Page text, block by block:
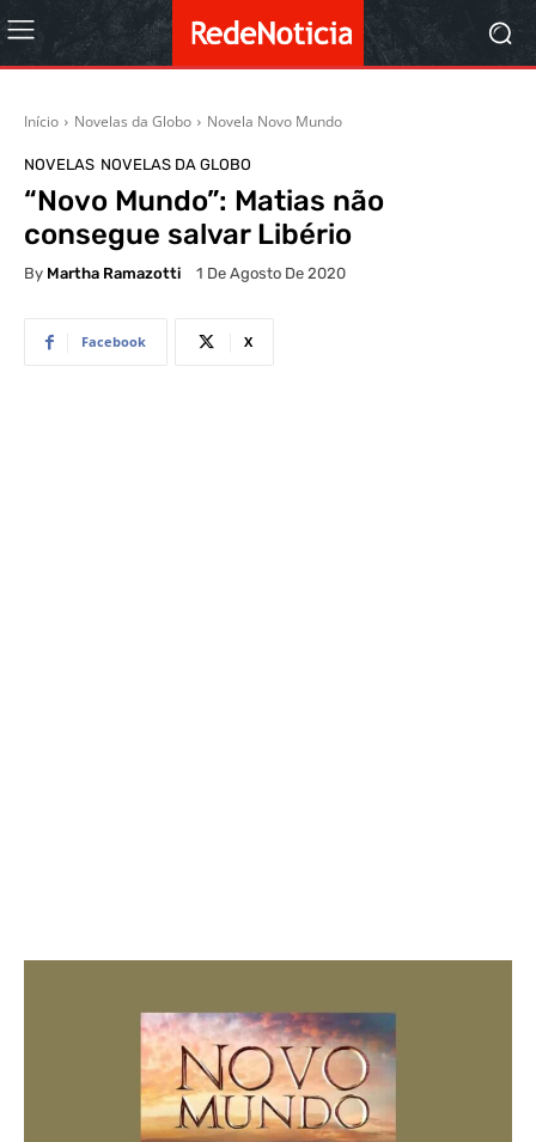
Início Novelas da Globo Novela Novo Mundo
NOVELAS NOVELAS DA GLOBO
“Novo Mundo”: Matias não
consegue salvar Libério
By Martha Ramazotti 1 De Agosto De 2020
Facebook X